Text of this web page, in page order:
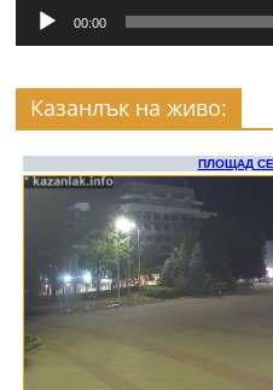
00:00
Казанлък на живо: